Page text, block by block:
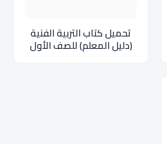
تحميل كتاب التربية الفنية
(دليل المعلم) للصف الأول
الثانوي ليبيا pdf